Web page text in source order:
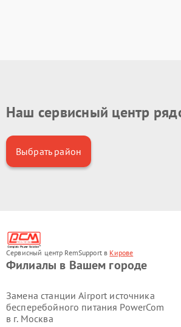
Наш сервисный центр
Выбрать район
Сервисный центр RemSupport в Кирове
Филиалы в Вашем городе
Замена станции Airport источника
бесперебойного питания PowerCom
в г. Москва